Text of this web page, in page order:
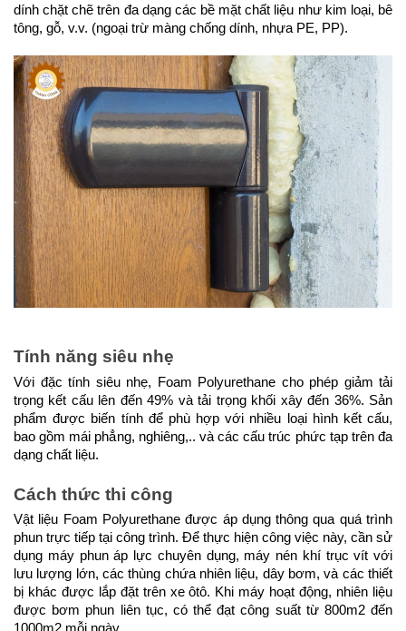
dính chặt chẽ trên đa dạng các bề mặt chất liệu như kim loại, bê
tông, gỗ, v.v. (ngoại trừ màng chống dính, nhựa PE, PP).
Tính năng siêu nhẹ
Với đặc tính siêu nhẹ, Foam Polyurethane cho phép giảm tải
trọng kết cấu lên đến 49% và tải trọng khối xây đến 36%. Sản
phẩm được biến tính để phù hợp với nhiều loại hình kết cấu,
bao gồm mái phẳng, nghiêng,.. và các cấu trúc phức tạp trên đa
dạng chất liệu.
Cách thức thi công
Vật liệu Foam Polyurethane được áp dụng thông qua quá trình
phun trực tiếp tại công trình. Để thực hiện công việc này, cần sử
dụng máy phun áp lực chuyên dụng, máy nén khí trục vít với
lưu lượng lớn, các thùng chứa nhiên liệu, dây bơm, và các thiết
bị khác được lắp đặt trên xe ôtô. Khi máy hoạt động, nhiên liệu
được bơm phun liên tục, có thể đạt công suất từ 800m2 đến